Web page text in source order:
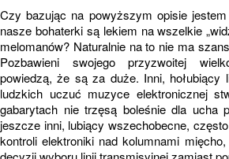
Czy bazując na powyższym opisie
nasze bohaterki są lekiem na wszelkie
melomanów? Naturalnie na to nie ma
Pozbawieni swojego przyzwoitej
powiedzą, że są za duże. Inni, hołubiący
ludzkich uczuć muzyce elektronicznej
gabarytach nie trzęsą boleśnie dla ucha
jeszcze inni, lubiący wszechobecne,
kontroli elektroniki nad kolumnami